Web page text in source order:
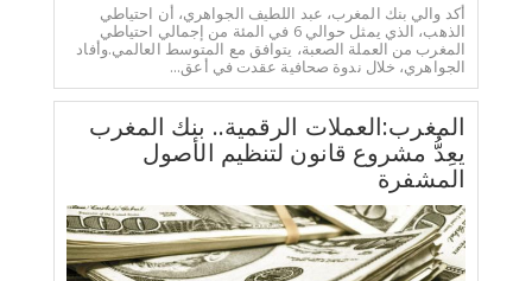
أكد والي بنك المغرب، عبد اللطيف الجواهري، أن احتياطي
الذهب، الذي يمثل حوالي 6 في المئة من إجمالي احتياطي
المغرب من العملة الصعبة، يتوافق مع المتوسط العالمي.وأفاد
الجواهري، خلال ندوة صحافية عقدت في أعق...
المغرب:العملات الرقمية.. بنك المغرب
يعِدُّ مشروع قانون لتنظيم الأصول
المشفرة